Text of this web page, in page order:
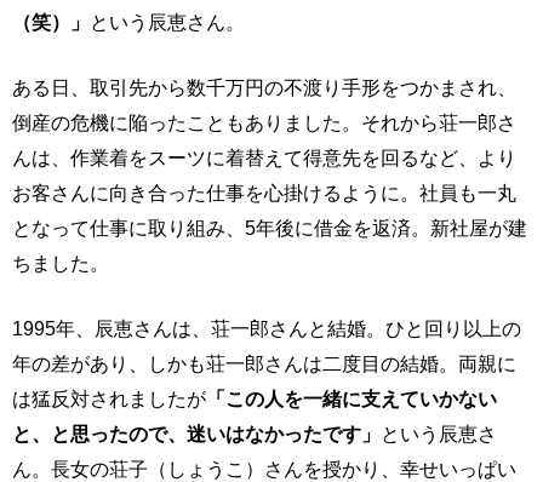
（笑）」 という辰恵さん。
ある日、取引先から数千万円の不渡り手形をつかまされ、
倒産の危機に陥ったこともありました。それから荘一郎さ
んは、作業着をスーツに着替えて得意先を回るなど、より
お客さんに向き合った仕事を心掛けるように。社員も一丸
となって仕事に取り組み、5年後に借金を返済。新社屋が建
ちました。
1995年、辰恵さんは、荘一郎さんと結婚。ひと回り以上の
年の差があり、しかも荘一郎さんは二度目の結婚。両親に
は猛反対されましたが 「この人を一緒に支えていかない
と、と思ったので、迷いはなかったです」 という辰恵さ
ん。長女の荘子（しょうこ）さんを授かり、幸せいっぱい